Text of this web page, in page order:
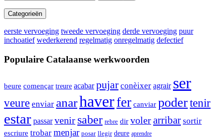
Categorieën
eerste vervoeging tweede vervoeging derde vervoeging puur
inchoatief wederkerend regelmatig onregelmatig defectief
Populaire Catalaanse werkwoorden
beure començar treure acabar pujar conèixer agrair ser
veure enviar anarhaverfer canviar podertenir
estar passar venir saber rebre dir volerarribar sortir
escriure trobar menjar posar llegir deure aprendre